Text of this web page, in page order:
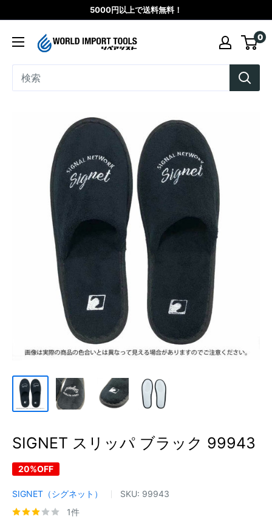
5000円以上で送料無料！
WORLD
IMPORT
ペ
ト）
0
SIGNET スリッパ ブラック 99943
20%OFF
SIGNET（シグネット） SKU: 99943
1件